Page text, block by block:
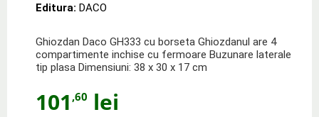
Editura: DACO
Ghiozdan Daco GH333 cu borseta Ghiozdanul are 4
compartimente inchise cu fermoare Buzunare laterale
tip plasa Dimensiuni: 38 x 30 x 17 cm
101 ,60 lei